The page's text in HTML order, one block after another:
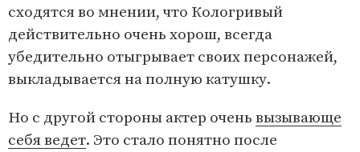
сходятся во мнении, что Кологривый
действительно очень хорош, всегда
убедительно отыгрывает своих персонажей,
выкладывается на полную катушку.
Но с другой стороны актер очень вызывающе
себя ведет. Это стало понятно после